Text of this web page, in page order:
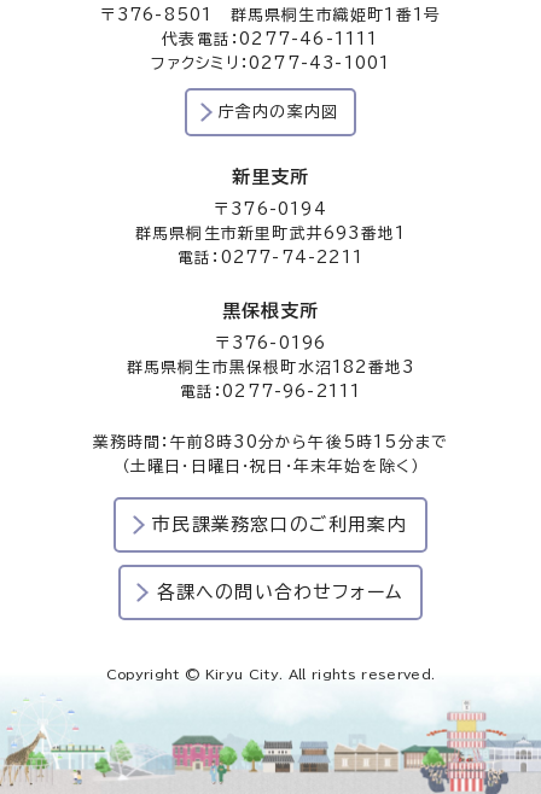
〒376-8501 群馬県桐生市織姫町1番1号
代表電話：0277-46-1111
ファクシミリ：0277-43-1001
庁舎内の案内図
新里支所
〒376-0194
群馬県桐生市新里町武井693番地1
電話：0277-74-2211
黒保根支所
〒376-0196
群馬県桐生市黒保根町水沼182番地3
電話：0277-96-2111
業務時間：午前8時30分から午後5時15分まで
（土曜日・日曜日・祝日・年末年始を除く）
市民課業務窓口のご利用案内
各課への問い合わせフォーム
Copyright © Kiryu City. All rights reserved.